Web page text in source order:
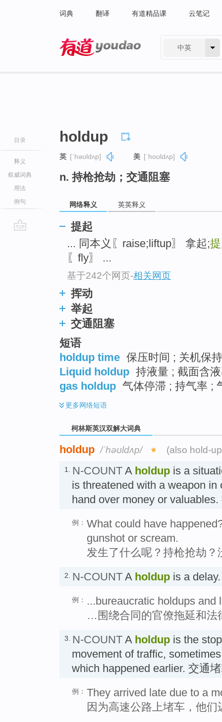
词典 翻译 有道精品课 云笔记
中英
目录
释义
权威词典
用法
例句
holdup
英 [ˈhəʊldʌp] 美 [ˈhoʊldʌp]
n. 持枪抢劫；交通阻塞
网络释义 英英释义
提起
... 同本义〖raise;liftup〗 拿起;
〖fly〗 ...
基于242个网页-相关网页
挥动
举起
交通阻塞
短语
holdup time 保压时间 ; 关机保
Liquid holdup 持液量 ; 截面含
gas holdup 气体停滞 ; 持气率 ;
更多网络短语
柯林斯英汉双解大词典
holdup /ˈhəʊldʌp/ (also hold-
1. N-COUNT A holdup is a
is threatened with a weapon in
hand over money or
例： What could have
gunshot or scream.
发生了什么呢？持枪抢劫
2. N-COUNT A holdup is a
例：
...bureaucratic holdups and
…围绕合同的官僚拖延和法
3. N-COUNT A holdup is the
movement of traffic,
which happened earlier. 交通
例： They arrived late due to a
因为高速公路上堵车，他们